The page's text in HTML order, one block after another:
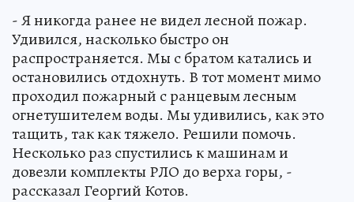
- Я никогда ранее не видел лесной пожар.
Удивился, насколько быстро он
распространяется. Мы с братом катались и
остановились отдохнуть. В тот момент мимо
проходил пожарный с ранцевым лесным
огнетушителем воды. Мы удивились, как это
тащить, так как тяжело. Решили помочь.
Несколько раз спустились к машинам и
довезли комплекты РЛО до верха горы, -
рассказал Георгий Котов.